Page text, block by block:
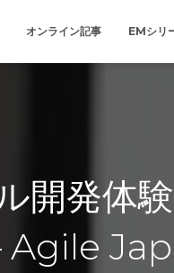
オンライン記事 EMシリ
開発体